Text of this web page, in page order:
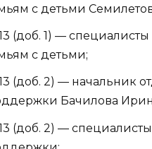
с детьми
(доб. 1) —
с детьми;
(доб. 2) — начальник
Бачилова
(доб. 2) —